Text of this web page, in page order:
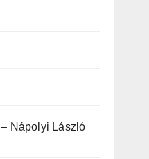
Nápolyi László